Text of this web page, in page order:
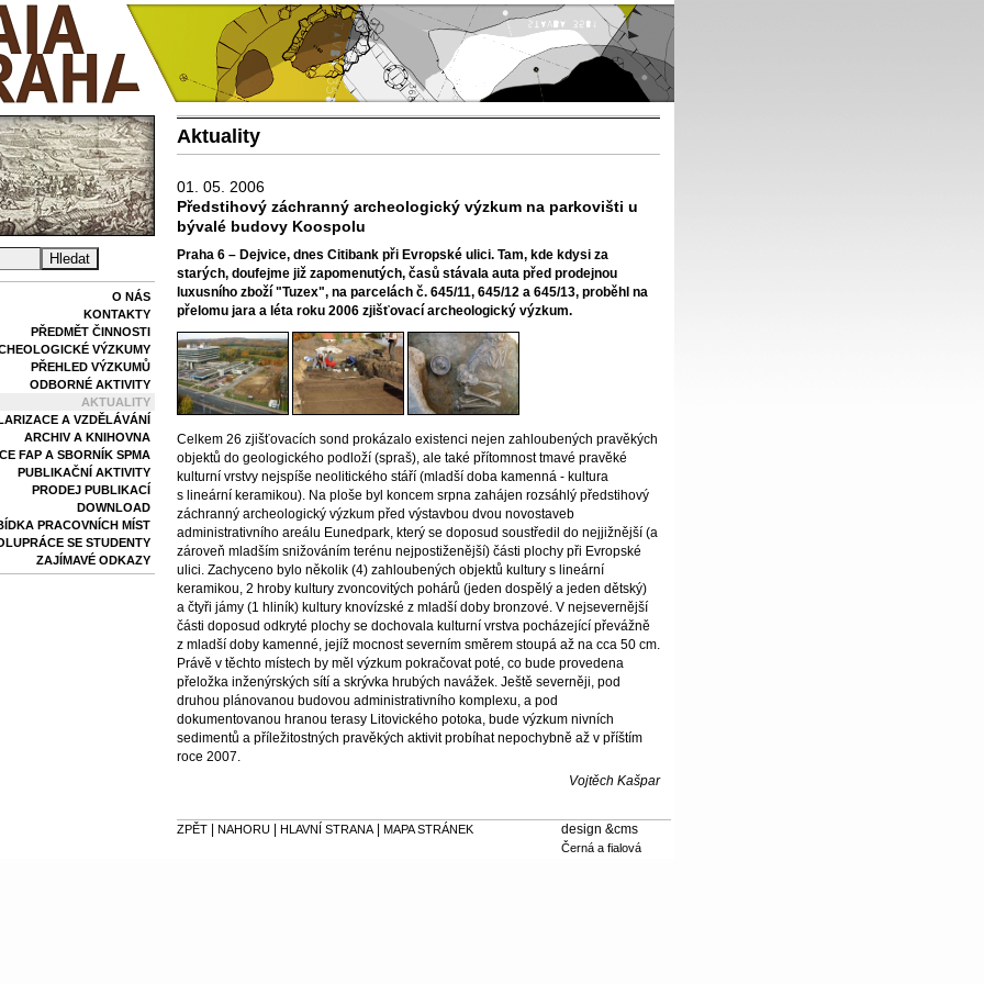
Aktuality
01. 05. 2006
Předstihový záchranný archeologický výzkum na parkovišti u
bývalé budovy Koospolu
Praha 6 – Dejvice, dnes Citibank při Evropské ulici. Tam, kde kdysi za
starých, doufejme již zapomenutých, časů stávala auta před prodejnou
luxusního zboží "Tuzex", na parcelách č. 645/11, 645/12 a 645/13, proběhl na
přelomu jara a léta roku 2006 zjišťovací archeologický výzkum.
Celkem 26 zjišťovacích sond prokázalo existenci nejen zahloubených pravěkých
objektů do geologického podloží (spraš), ale také přítomnost tmavé pravěké
kulturní vrstvy nejspíše neolitického stáří (mladší doba kamenná - kultura
s lineární keramikou). Na ploše byl koncem srpna zahájen rozsáhlý předstihový
záchranný archeologický výzkum před výstavbou dvou novostaveb
administrativního areálu Eunedpark, který se doposud soustředil do nejjižnější (a
zároveň mladším snižováním terénu nejpostiženější) části plochy při Evropské
ulici. Zachyceno bylo několik (4) zahloubených objektů kultury s lineární
keramikou, 2 hroby kultury zvoncovitých pohárů (jeden dospělý a jeden dětský)
a čtyři jámy (1 hliník) kultury knovízské z mladší doby bronzové. V nejsevernější
části doposud odkryté plochy se dochovala kulturní vrstva pocházející převážně
z mladší doby kamenné, jejíž mocnost severním směrem stoupá až na cca 50 cm.
Právě v těchto místech by měl výzkum pokračovat poté, co bude provedena
přeložka inženýrských sítí a skrývka hrubých navážek. Ještě severněji, pod
druhou plánovanou budovou administrativního komplexu, a pod
dokumentovanou hranou terasy Litovického potoka, bude výzkum nivních
sedimentů a příležitostných pravěkých aktivit probíhat nepochybně až v příštím
roce 2007.
Vojtěch Kašpar
O NÁS
KONTAKTY
PŘEDMĚT ČINNOSTI
VÝZKUMY
PŘEHLED VÝZKUMŮ
ODBORNÉ AKTIVITY
AKTUALITY
A VZDĚLÁVÁNÍ
ARCHIV A KNIHOVNA
FAP A SBORNÍK SPMA
PUBLIKAČNÍ AKTIVITY
PRODEJ PUBLIKACÍ
DOWNLOAD
PRACOVNÍCH MÍST
SE STUDENTY
ZAJÍMAVÉ ODKAZY
design &cms
Černá a fialová
ZPĚT NAHORU HLAVNÍ STRANA| MAPA STRÁNEK